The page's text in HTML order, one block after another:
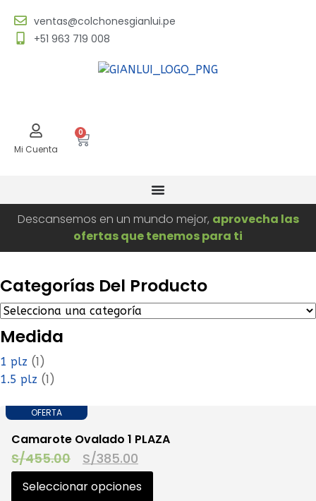
ventas@colchonesgianlui.pe
+51 963 719 008
Mi Cuenta
0
Descansemos en un mundo mejor, aprovecha las
ofertas que tenemos para ti
Categorías Del Producto
Medida
1 plz (1)
1.5 plz (1)
OFERTA
Camarote Ovalado 1 PLAZA
S/455.00 S/385.00
Seleccionar opciones